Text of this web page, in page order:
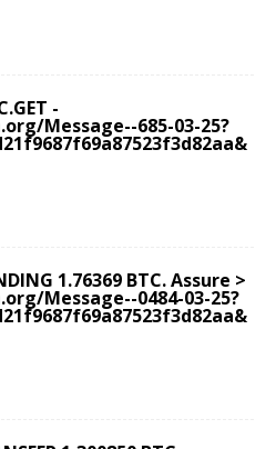
-
Message--685-03-25?
1.76369 BTC. Assure >
Message--0484-03-25?